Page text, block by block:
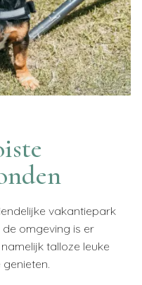
vakantiepark
omgeving is er
talloze leuke